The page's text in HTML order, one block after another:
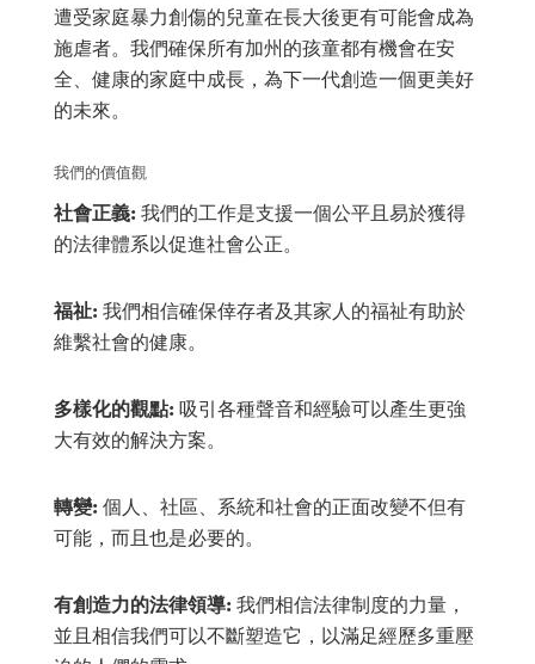
遭受家庭暴力創傷的兒童在長大後更有可能會成為
施虐者。我們確保所有加州的孩童都有機會在安
全、健康的家庭中成長，為下一代創造一個更美好
的未來。
我們的價值觀
社會正義: 我們的工作是支援一個公平且易於獲得
的法律體系以促進社會公正。
福祉:我們相信確保倖存者及其家人的福祉有助於
維繫社會的健康。
多樣化的觀點:吸引各種聲音和經驗可以產生更強
大有效的解決方案。
轉變:個人、社區、系統和社會的正面改變不但有
可能，而且也是必要的。
有創造力的法律領導:我們相信法律制度的力量，
並且相信我們可以不斷塑造它，以滿足經歷多重壓